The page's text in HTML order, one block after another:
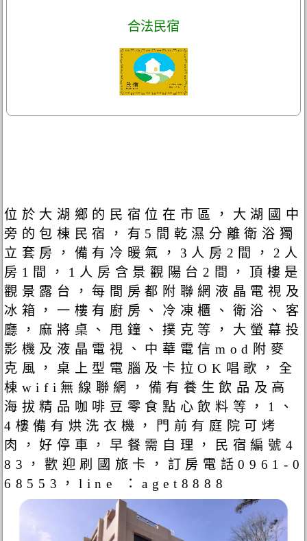
合法民宿
位於大湖鄉的民宿位在市區，大湖國中
旁的包棟民宿，有5間乾濕分離衛浴獨
立套房，備有冷暖氣，3人房2間，2人
房1間，1人房含景觀陽台2間，頂樓是
觀景露台，每間房都附聯網液晶電視及
冰箱，一樓有廚房、冷凍櫃、衛浴、客
廳，麻將桌、甩鐘、撲克等，大螢幕投
影機及液晶電視、中華電信mod附麥
克風，桌上型電腦及卡拉OK唱歌，全
棟wifi無線聯網，備有養生飲品及高
海拔精品咖啡豆零食點心飲料等，1、
4樓備有烘洗衣機，門前有庭院可烤
肉，好停車，早餐需自理，民宿編號4
83，歡迎刷國旅卡，訂房電話0961-0
68553，line ：aget8888